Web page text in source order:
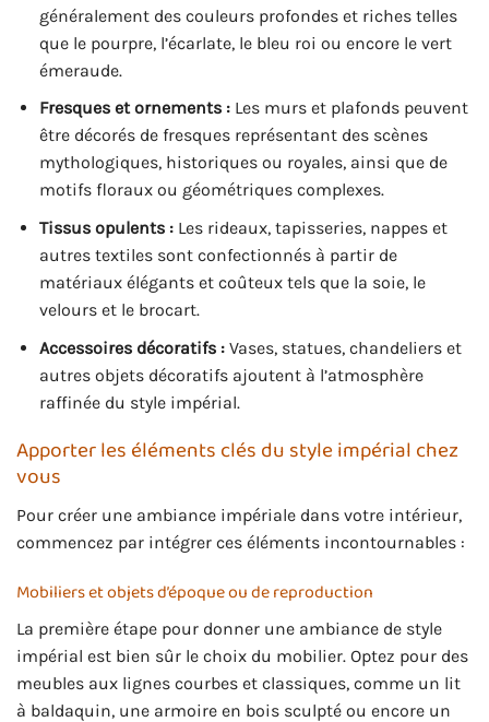
généralement des couleurs profondes et riches telles
que le pourpre, l’écarlate, le bleu roi ou encore le vert
émeraude.
Fresques et ornements :Les murs et plafonds peuvent
être décorés de fresques représentant des scènes
mythologiques, historiques ou royales, ainsi que de
motifs floraux ou géométriques complexes.
Tissus opulents :Les rideaux, tapisseries, nappes et
autres textiles sont confectionnés à partir de
matériaux élégants et coûteux tels que la soie, le
velours et le brocart.
Accessoires décoratifs :Vases, statues, chandeliers et
autres objets décoratifs ajoutent à l’atmosphère
raffinée du style impérial.
Apporter les éléments clés du style impérial chez
vous
Pour créer une ambiance impériale dans votre intérieur,
commencez par intégrer ces éléments incontournables :
Mobiliers et objets d’époque ou de reproduction
La première étape pour donner une ambiance de style
impérial est bien sûr le choix du mobilier. Optez pour des
meubles aux lignes courbes et classiques, comme un lit
à baldaquin, une armoire en bois sculpté ou encore un